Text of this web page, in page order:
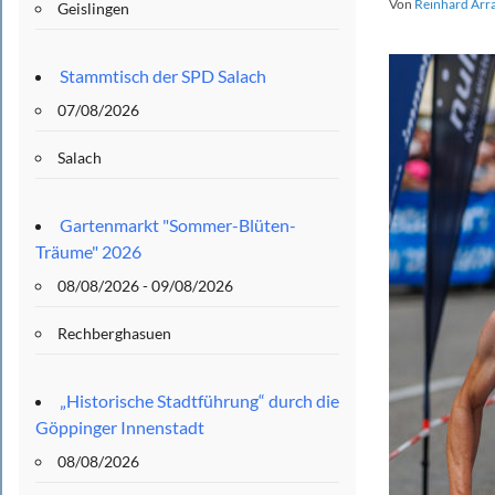
Von Reinhard
Geislingen
Stammtisch der SPD Salach
07/08/2026
Salach
Gartenmarkt "Sommer-Blüten-
Träume" 2026
08/08/2026 - 09/08/2026
Rechberghasuen
„Historische Stadtführung“ durch die
Göppinger Innenstadt
08/08/2026